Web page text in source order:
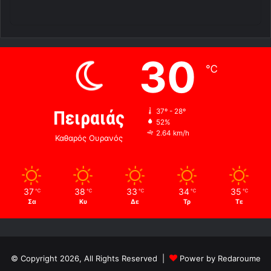
Πειραιάς
Καθαρός Ουρανός
30 ℃
37º - 28º
52%
2.64 km/h
37 ℃
Σα
38 ℃
Κυ
33 ℃
Δε
34 ℃
Τρ
35 ℃
Τε
© Copyright 2026, All Rights Reserved | Power by Redaroume